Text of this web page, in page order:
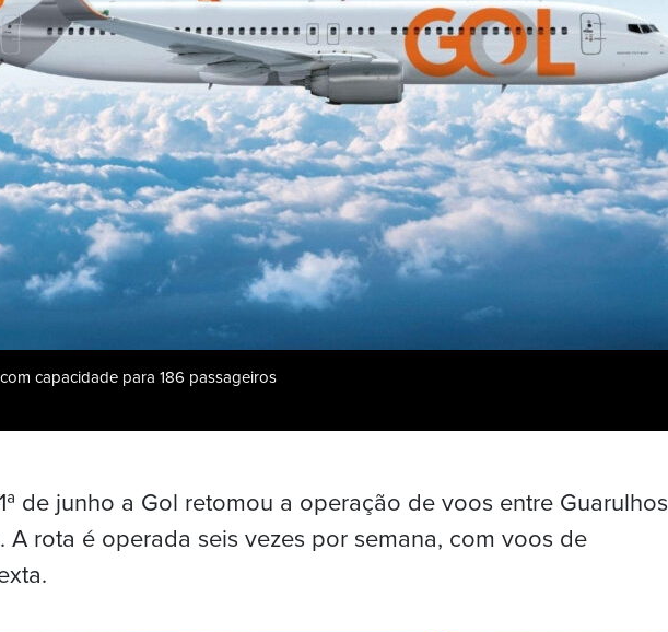
capacidade para 186 passageiros
de junho a Gol retomou a operação de voos entre Guarulhos
A rota é operada seis vezes por semana, com voos de